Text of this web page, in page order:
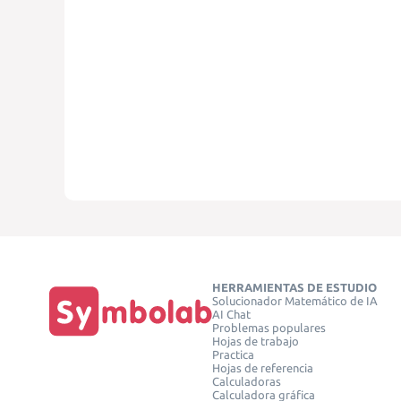
HERRAMIENTAS DE ESTUDIO
Solucionador Matemático de IA
AI Chat
Problemas populares
Hojas de trabajo
Practica
Hojas de referencia
Calculadoras
Calculadora gráfica